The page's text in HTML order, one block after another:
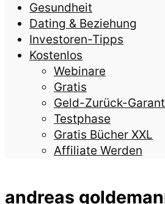
Gesundheit
Dating & Beziehung
Investoren-Tipps
Kostenlos
Webinare
Gratis
Geld-Zurück-
Testphase
Gratis Bücher XXL
Affiliate Werden
andreas